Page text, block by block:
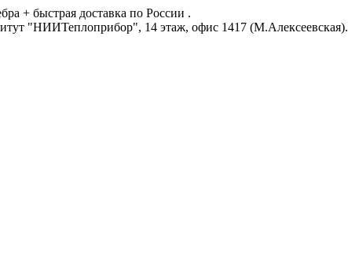
+ быстрая доставка по России .
"НИИТеплоприбор", 14 этаж, офис 1417 (М.Алексеевская).